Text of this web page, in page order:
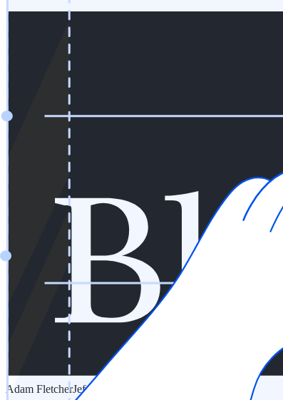
Adam FletcherJefe de Seguridad